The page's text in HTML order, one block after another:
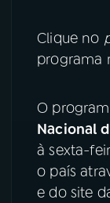
Clique no
programa
O
Nacional
à sexta-
o país
e do site